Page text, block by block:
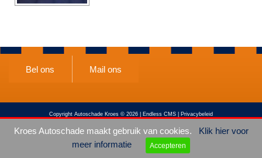
Bel ons Mail ons
Copyright Autoschade Kroes © 2026 | Endless CMS Privacybeleid
Kroes Autoschade maakt gebruik van cookies.
Klik hier voor
meer informatie
Accepteren